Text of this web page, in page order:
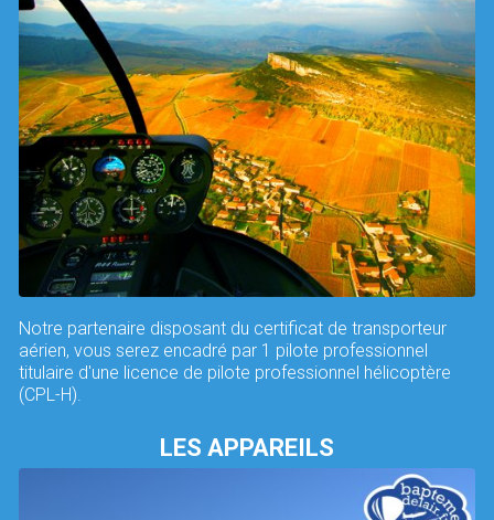
Notre partenaire disposant du certificat de transporteur
aérien, vous serez encadré par 1 pilote professionnel
titulaire d'une licence de pilote professionnel hélicoptère
(CPL-H).
LES APPAREILS